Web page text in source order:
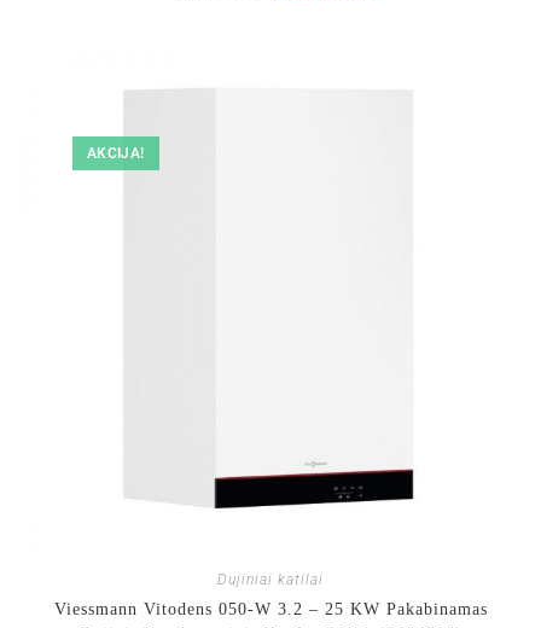
AKCIJA!
Dujiniai katilai
Viessmann Vitodens 050-W 3.2 – 25 KW Pakabinamas